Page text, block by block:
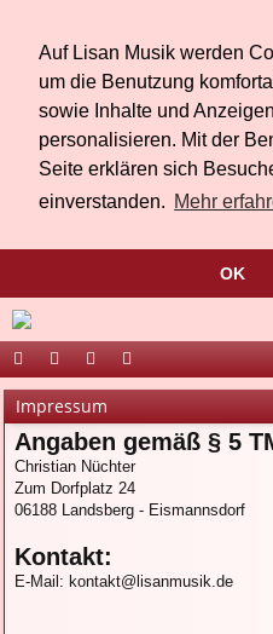
Auf Lisan Musik werden
um die Benutzung
sowie Inhalte und
personalisieren. Mit der
Seite erklären sich
einverstanden. Mehr
OK
ort
al
be
Li
sa
äs
bu
ch
ed
Impressum
Angaben gemäß § 5
Christian Nüchter
Zum Dorfplatz 24
06188 Landsberg - Eismannsdorf
Kontakt:
E-Mail: kontakt@lisanmusik.de